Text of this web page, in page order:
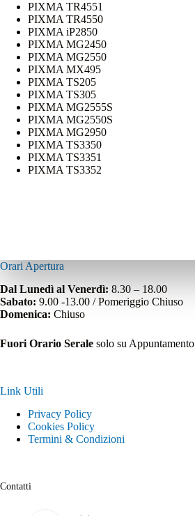
PIXMA TR4551
PIXMA TR4550
PIXMA iP2850
PIXMA MG2450
PIXMA MG2550
PIXMA MX495
PIXMA TS205
PIXMA TS305
PIXMA MG2555S
PIXMA MG2550S
PIXMA MG2950
PIXMA TS3350
PIXMA TS3351
PIXMA TS3352
Orari Apertura
Dal Lunedì al Venerdì: 8.30 – 18.00
Sabato: 9.00 -13.00 / Pomeriggio Chiuso
Domenica: Chiuso
Fuori Orario Serale solo su Appuntamento
Link Utili
Privacy Policy
Cookies Policy
Termini & Condizioni
Contatti